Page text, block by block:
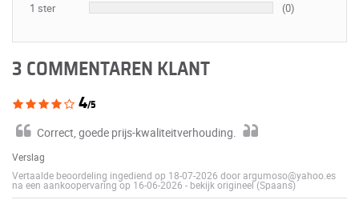
1 ster
(0)
3 COMMENTAREN KLANT
4/5
Correct, goede prijs-kwaliteitverhouding.
Verslag
Vertaalde beoordeling ingediend op 18-07-2026 door argumoso@yahoo.es
na een aankoopervaring op 16-06-2026 - bekijk origineel (Spaans)